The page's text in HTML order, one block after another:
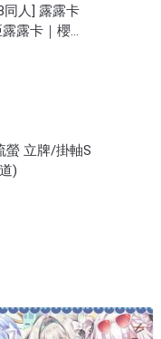
同人] 露露卡
露卡｜櫻野
螢 立牌/掛軸S
)